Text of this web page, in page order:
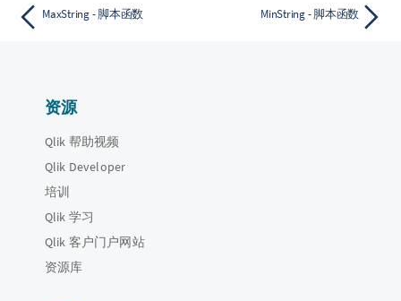
MaxString - 脚本函数 MinString - 脚本函数
资源
Qlik 帮助视频
Qlik Developer
培训
Qlik 学习
Qlik 客户门户网站
资源库